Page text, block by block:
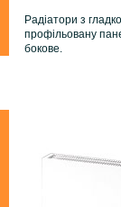
Радіатори з
профільовану
бокове.